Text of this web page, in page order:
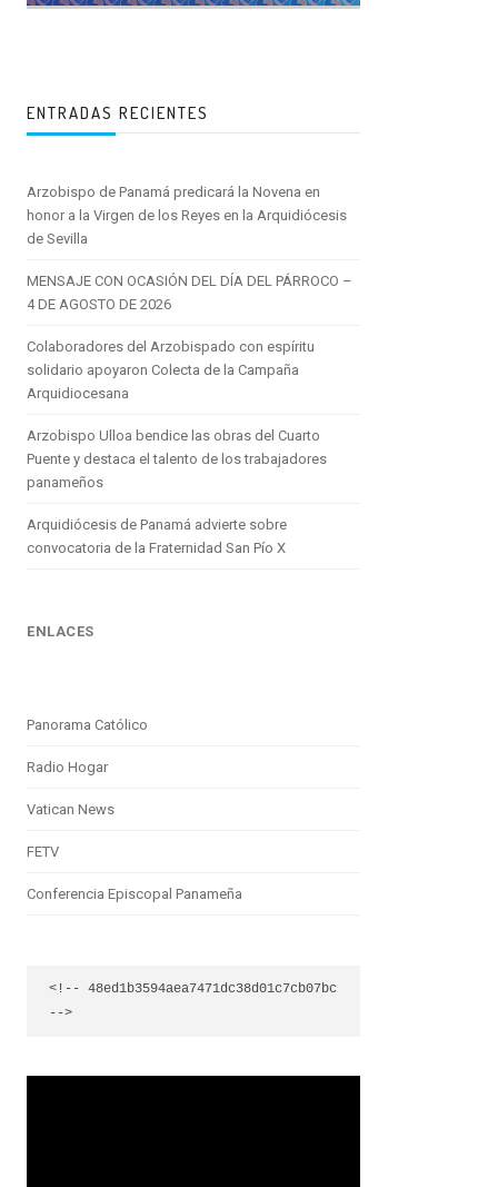
ENTRADAS RECIENTES
Arzobispo de Panamá predicará la Novena en
honor a la Virgen de los Reyes en la Arquidiócesis
de Sevilla
MENSAJE CON OCASIÓN DEL DÍA DEL PÁRROCO –
4 DE AGOSTO DE 2026
Colaboradores del Arzobispado con espíritu
solidario apoyaron Colecta de la Campaña
Arquidiocesana
Arzobispo Ulloa bendice las obras del Cuarto
Puente y destaca el talento de los trabajadores
panameños
Arquidiócesis de Panamá advierte sobre
convocatoria de la Fraternidad San Pío X
ENLACES
Panorama Católico
Radio Hogar
Vatican News
FETV
Conferencia Episcopal Panameña
<!-- 48ed1b3594aea7471dc38d01c7cb07bc
-->